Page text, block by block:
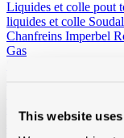
This website
Liquides et colle pout
liquides et colle
Chanfreins Imperbel
Gas
Hybrid Polymeer
Gouttières plastique,
accessoires